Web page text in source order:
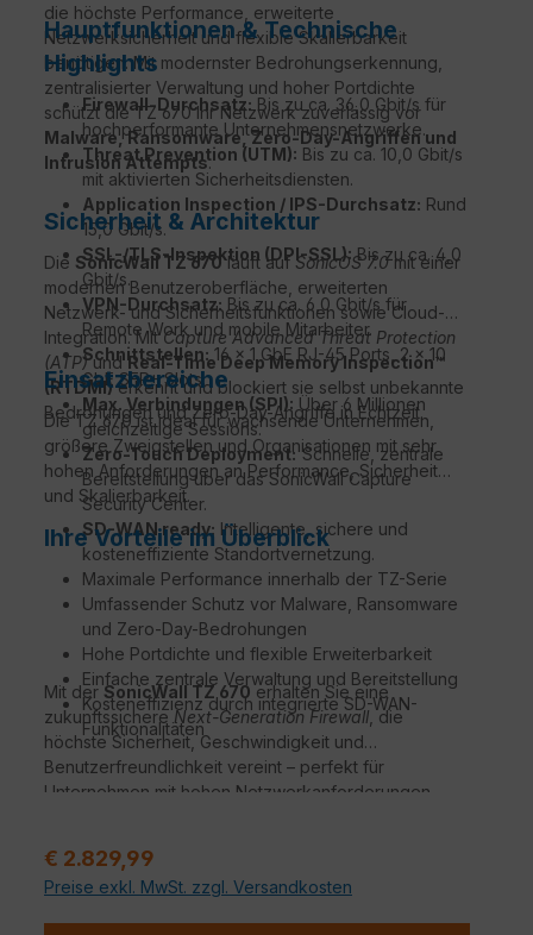
die höchste Performance, erweiterte
Netzwerksicherheit und flexible Skalierbarkeit
benötigen. Mit modernster Bedrohungserkennung,
zentralisierter Verwaltung und hoher Portdichte
schützt die TZ 670 Ihr Netzwerk zuverlässig vor
Malware, Ransomware, Zero-Day-Angriffen und
Intrusion Attempts.
Hauptfunktionen & Technische
Highlights
Firewall-Durchsatz: Bis zu ca. 36,0 Gbit/s für
hochperformante Unternehmensnetzwerke.
Threat Prevention (UTM): Bis zu ca. 10,0 Gbit/s
mit aktivierten Sicherheitsdiensten.
Application Inspection / IPS-Durchsatz: Rund
15,0 Gbit/s.
SSL-/TLS-Inspektion (DPI-SSL):Bis zu ca. 4,0
Gbit/s.
VPN-Durchsatz: Bis zu ca. 6,0 Gbit/s für
Remote Work und mobile Mitarbeiter.
Schnittstellen: 16 × 1 GbE RJ-45 Ports, 2 × 10
GbE SFP+ Slots.
Max. Verbindungen (SPI): Über 6 Millionen
gleichzeitige Sessions.
Zero-Touch Deployment:Schnelle, zentrale
Bereitstellung über das SonicWall Capture
Security Center.
SD-WAN ready: Intelligente, sichere und
kosteneffiziente Standortvernetzung.
Sicherheit & Architektur
Die SonicWall TZ 670läuft aufSonicOS 7.0mit einer
modernen Benutzeroberfläche, erweiterten
Netzwerk- und Sicherheitsfunktionen sowie Cloud-
Integration. MitCapture Advanced Threat Protection
(ATP)undReal-Time Deep Memory Inspection™
(RTDMI)erkennt und blockiert sie selbst unbekannte
Bedrohungen und Zero-Day-Angriffe in Echtzeit.
Einsatzbereiche
Die TZ 670 ist ideal für wachsende Unternehmen,
größere Zweigstellen und Organisationen mit sehr
hohen Anforderungen an Performance, Sicherheit
und Skalierbarkeit.
Ihre Vorteile im Überblick
Maximale Performance innerhalb der TZ-Serie
Umfassender Schutz vor Malware, Ransomware
und Zero-Day-Bedrohungen
Hohe Portdichte und flexible Erweiterbarkeit
Einfache zentrale Verwaltung und Bereitstellung
Kosteneffizienz durch integrierte SD-WAN-
Funktionalitäten
Mit derSonicWall TZ 670 erhalten Sie eine
zukunftssichereNext-Generation Firewall , die
höchste Sicherheit, Geschwindigkeit und
Benutzerfreundlichkeit vereint – perfekt für
Unternehmen mit hohen Netzwerkanforderungen.
Verkaufspreis:
€ 2.829,99
Preise exkl. MwSt. zzgl. Versandkosten